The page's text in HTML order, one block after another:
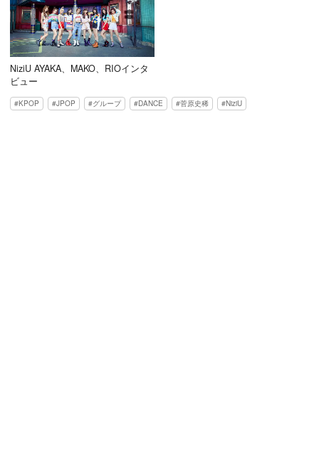
NiziU AYAKA、MAKO、RIOインタ
ビュー
KPOP JPOP グループ DANCE 菅原史稀 NiziU